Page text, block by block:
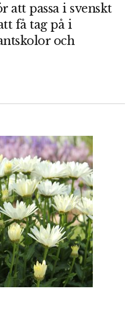
att passa i svenskt
få tag på i
och